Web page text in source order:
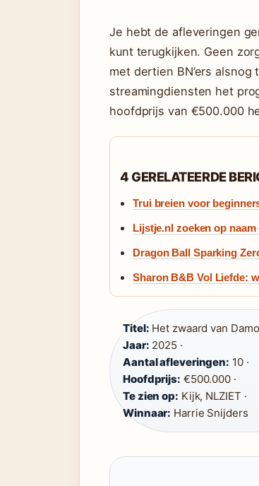
Je hebt de afleveringen
kunt terugkijken. Geen
met dertien BN’ers
streamingdiensten het
hoofdprijs van €500.000
4 GERELATEERDE
Trui breien voor
Lijstje.nl zoeken op
Dragon Ball Sparking
Sharon B&B Vol Liefde:
Titel: Het zwaard van
Jaar: 2025 ·
Aantal afleveringen: 10 ·
Hoofdprijs: €500.000 ·
Te zien op: Kijk, NLZIET ·
Winnaar: Harrie Snijders